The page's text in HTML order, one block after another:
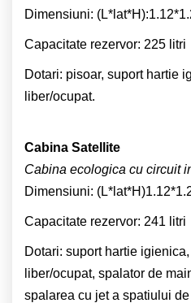
Dimensiuni:
Capacitate rezervor: 225 litri
Dotari: pisoar, suport hartie
liber/ocupat.
Cabina Satellite
Cabina ecologica cu circuit
Dimensiuni:
Capacitate rezervor: 241 litri
Dotari: suport hartie
liber/ocupat, spalator de
spalarea cu jet a spatiului